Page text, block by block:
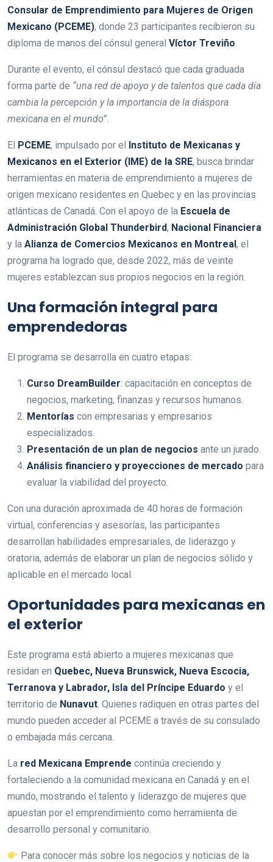
Consular de Emprendimiento para Mujeres de Origen
Mexicano (PCEME), donde 23 participantes recibieron su
diploma de manos del cónsul general Víctor Treviño.
Durante el evento, el cónsul destacó que cada graduada
forma parte de “una red de apoyo y de talentos que cada día
cambia la percepción y la importancia de la diáspora
mexicana en el mundo”.
El PCEME, impulsado por el Instituto de Mexicanas y
Mexicanos en el Exterior (IME) de la SRE, busca brindar
herramientas en materia de emprendimiento a mujeres de
origen mexicano residentes en Quebec y en las provincias
atlánticas de Canadá. Con el apoyo de la Escuela de
Administración Global Thunderbird, Nacional Financiera
y la Alianza de Comercios Mexicanos en Montreal, el
programa ha logrado que, desde 2022, más de veinte
mujeres establezcan sus propios negocios en la región.
Una formación integral para
emprendedoras
El programa se desarrolla en cuatro etapas:
Curso DreamBuilder: capacitación en conceptos de
negocios, marketing, finanzas y recursos humanos.
Mentorías con empresarias y empresarios
especializados.
Presentación de un plan de negocios ante un jurado.
Análisis financiero y proyecciones de mercado para
evaluar la viabilidad del proyecto.
Con una duración aproximada de 40 horas de formación
virtual, conferencias y asesorías, las participantes
desarrollan habilidades empresariales, de liderazgo y
oratoria, además de elaborar un plan de negocios sólido y
aplicable en el mercado local.
Oportunidades para mexicanas en
el exterior
Este programa está abierto a mujeres mexicanas que
residan en Quebec, Nueva Brunswick, Nueva Escocia,
Terranova y Labrador, Isla del Príncipe Eduardo y el
territorio de Nunavut. Quienes radiquen en otras partes del
mundo pueden acceder al PCEME a través de su consulado
o embajada más cercana.
La red Mexicana Emprende continúa creciendo y
fortaleciendo a la comunidad mexicana en Canadá y en el
mundo, mostrando el talento y liderazgo de mujeres que
apuestan por el emprendimiento como herramienta de
desarrollo personal y comunitario.
Para conocer más sobre los negocios y noticias de la